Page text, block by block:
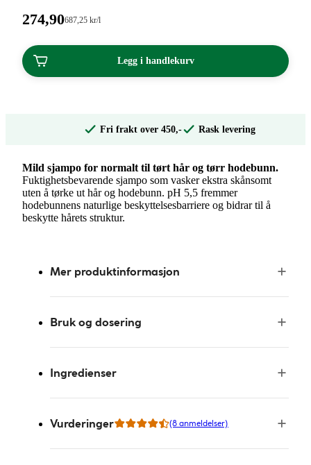
Pris:
kroner.
274,90Stykkpris:
kroner.
687 ,25 kr/l
Legg i handlekurv
Fri frakt over 450,- Rask levering
Mild sjampo for normalt til tørt hår og tørr hodebunn.
Fuktighetsbevarende sjampo som vasker ekstra skånsomt
uten å tørke ut hår og hodebunn. pH 5,5 fremmer
hodebunnens naturlige beskyttelsesbarriere og bidrar til å
beskytte hårets struktur.
Mer produktinformasjon
Bruk og dosering
Ingredienser
Vurderinger (8 anmeldelser)